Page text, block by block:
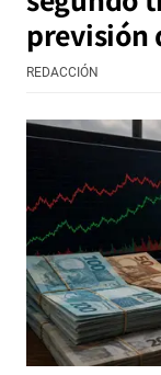
previsión
REDACCIÓN